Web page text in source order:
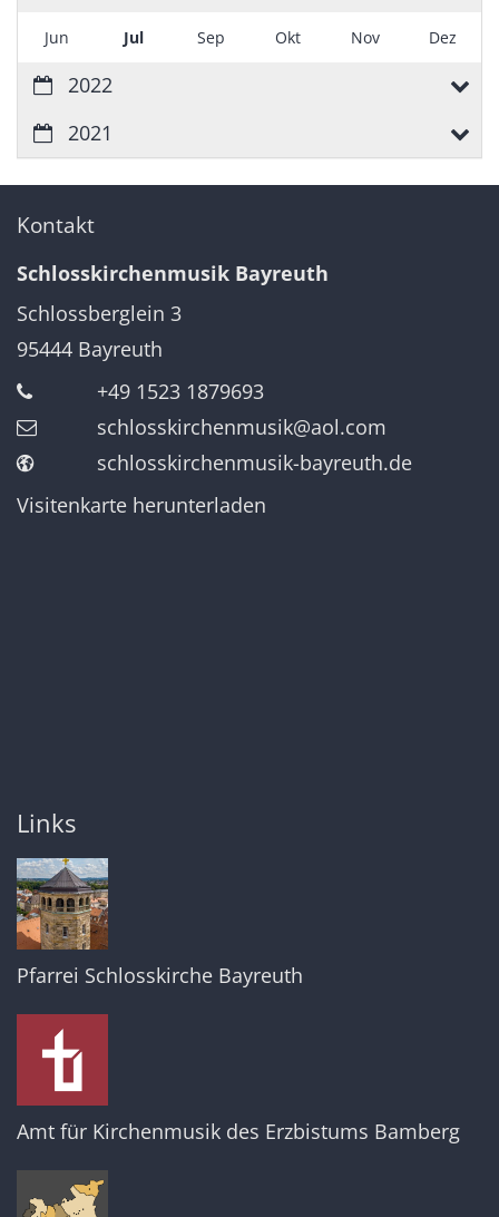
Jun Jul Sep Okt Nov Dez
2022
2021
Kontakt
Schlosskirchenmusik Bayreuth
Schlossberglein 3
95444 Bayreuth
+49 1523 1879693
schlosskirchenmusik@aol.com
schlosskirchenmusik-bayreuth.de
Visitenkarte herunterladen
Links
Pfarrei Schlosskirche Bayreuth
Amt für Kirchenmusik des Erzbistums Bamberg